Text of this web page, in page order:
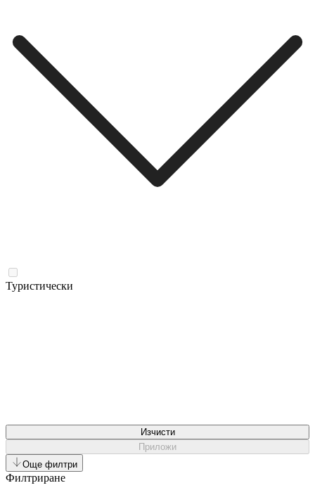
Туристически
Изчисти
Приложи
Още филтри
Филтриране